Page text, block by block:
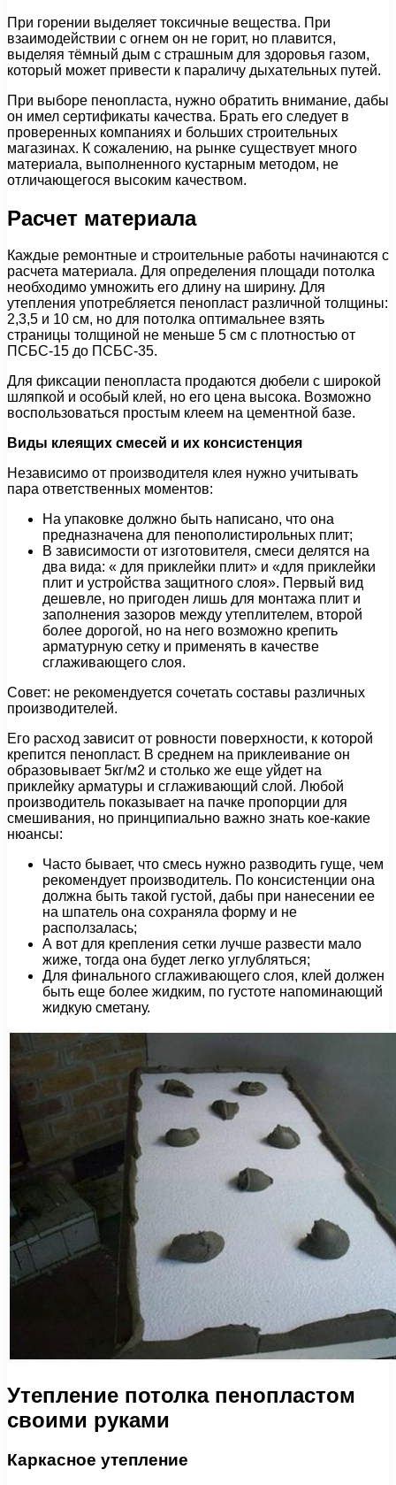
При горении выделяет токсичные вещества. При
взаимодействии с огнем он не горит, но плавится,
выделяя тёмный дым с страшным для здоровья газом,
который может привести к параличу дыхательных путей.
При выборе пенопласта, нужно обратить внимание, дабы
он имел сертификаты качества. Брать его следует в
проверенных компаниях и больших строительных
магазинах. К сожалению, на рынке существует много
материала, выполненного кустарным методом, не
отличающегося высоким качеством.
Расчет материала
Каждые ремонтные и строительные работы начинаются с
расчета материала. Для определения площади потолка
необходимо умножить его длину на ширину. Для
утепления употребляется пенопласт различной толщины:
2,3,5 и 10 см, но для потолка оптимальнее взять
страницы толщиной не меньше 5 см с плотностью от
ПСБС-15 до ПСБС-35.
Для фиксации пенопласта продаются дюбели с широкой
шляпкой и особый клей, но его цена высока. Возможно
воспользоваться простым клеем на цементной базе.
Виды клеящих смесей и их консистенция
Независимо от производителя клея нужно учитывать
пара ответственных моментов:
На упаковке должно быть написано, что она
предназначена для пенополистирольных плит;
В зависимости от изготовителя, смеси делятся на
два вида: « для приклейки плит» и «для приклейки
плит и устройства защитного слоя». Первый вид
дешевле, но пригоден лишь для монтажа плит и
заполнения зазоров между утеплителем, второй
более дорогой, но на него возможно крепить
арматурную сетку и применять в качестве
сглаживающего слоя.
Совет: не рекомендуется сочетать составы различных
производителей.
Его расход зависит от ровности поверхности, к которой
крепится пенопласт. В среднем на приклеивание он
образовывает 5кг/м2 и столько же еще уйдет на
приклейку арматуры и сглаживающий слой. Любой
производитель показывает на пачке пропорции для
смешивания, но принципиально важно знать кое-какие
нюансы:
Часто бывает, что смесь нужно разводить гуще, чем
рекомендует производитель. По консистенции она
должна быть такой густой, дабы при нанесении ее
на шпатель она сохраняла форму и не
расползалась;
А вот для крепления сетки лучше развести мало
жиже, тогда она будет легко углубляться;
Для финального сглаживающего слоя, клей должен
быть еще более жидким, по густоте напоминающий
жидкую сметану.
Утепление потолка пенопластом
своими руками
Каркасное утепление